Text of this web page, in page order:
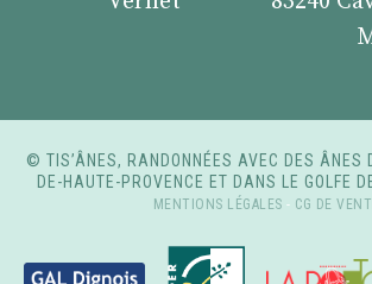
© TIS’ÂNES, RANDONNÉES AVEC DES ÂNES
DE-HAUTE-PROVENCE ET DANS LE GOLFE
MENTIONS LÉGALES - CG DE